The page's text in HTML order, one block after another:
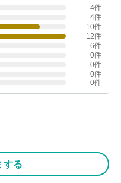
4件
4件
10件
12件
6件
0件
0件
0件
0件
する